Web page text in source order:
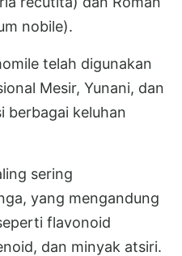
nobile).
telah digunakan
Mesir, Yunani, dan
berbagai keluhan
sering
yang mengandung
flavonoid
dan minyak atsiri.